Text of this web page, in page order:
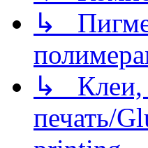
↳
↳ Клеи,
печать/